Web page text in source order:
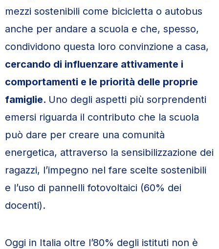
mezzi sostenibili come bicicletta o autobus
anche per andare a scuola e che, spesso,
condividono questa loro convinzione a casa,
cercando di influenzare attivamente i
comportamenti e le priorità delle proprie
famiglie. Uno degli aspetti più sorprendenti
emersi riguarda il contributo che la scuola
può dare per creare una comunità
energetica, attraverso la sensibilizzazione dei
ragazzi, l’impegno nel fare scelte sostenibili
e l’uso di pannelli fotovoltaici (60% dei
docenti).
Oggi in Italia oltre l’80% degli istituti non è